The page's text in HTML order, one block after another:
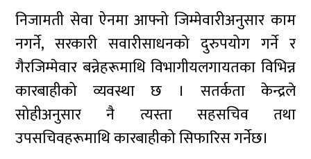
निजामती सेवा ऐनमा आफ्नो जिम्मेवारीअनुसार काम
नगर्ने, सरकारी सवारीसाधनको दुरुपयोग गर्ने र
गैरजिम्मेवार बन्नेहरूमाथि विभागीयलगायतका विभिन्न
कारबाहीको व्यवस्था छ । सतर्कता केन्द्रले
सोहीअनुसार नै त्यस्ता सहसचिव तथा
उपसचिवहरूमाथि कारबाहीको सिफारिस गर्नेछ।